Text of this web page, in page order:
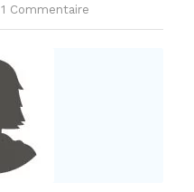
1 Commentaire